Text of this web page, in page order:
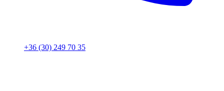
+36 (30) 249 70 35